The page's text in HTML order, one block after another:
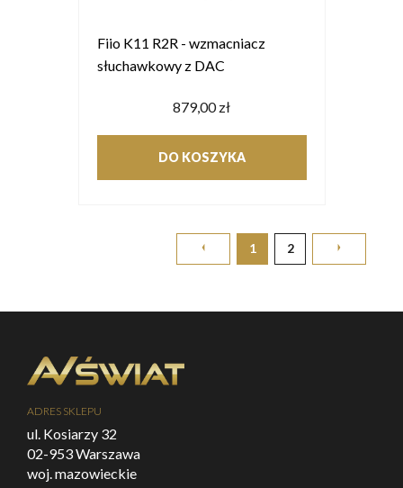
Fiio K11 R2R - wzmacniacz
słuchawkowy z DAC
879,00 zł
DO KOSZYKA
1 2
ADRES SKLEPU
ul. Kosiarzy 32
02-953 Warszawa
woj. mazowieckie